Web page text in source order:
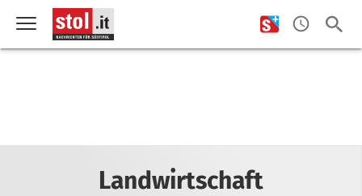
Landwirtschaft